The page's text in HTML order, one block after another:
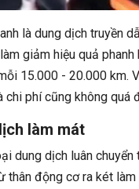
là dung dịch truyền
giảm hiệu quả
15.000 - 20.000 km.
phí cũng không quá
làm mát
dung dịch luân
thân động cơ ra két